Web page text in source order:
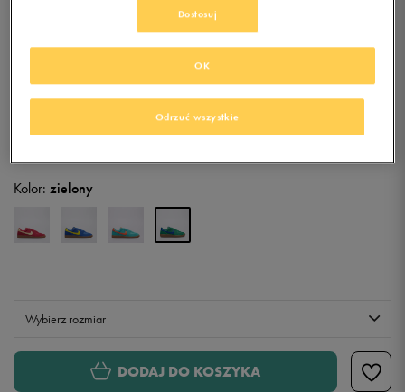
(3)
319,99zł-25%(cena bezpośrednio przed promocją)
247,49zł-3%(najniższa cena z 30 dni przed obniżką)
Kolor: zielony
Wybierz rozmiar
Rozmiary EUDODAJ DO KOSZYKA
Dostosuj
Odrzuć wszystkie
OK